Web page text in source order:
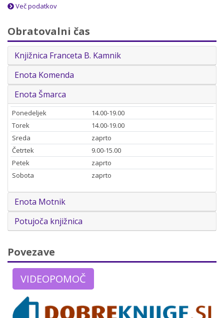
Več podatkov
Obratovalni čas
Knjižnica Franceta B. Kamnik
Enota Komenda
Enota Šmarca
Ponedeljek
14.00-19.00
Torek
14.00-19.00
Sreda
zaprto
Četrtek
9.00-15.00
Petek
zaprto
Sobota
zaprto
Enota Motnik
Potujoča knjižnica
Povezave
VIDEOPOMOČ